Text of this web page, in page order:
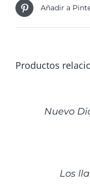
Añadir a
Productos
Nuevo
Los